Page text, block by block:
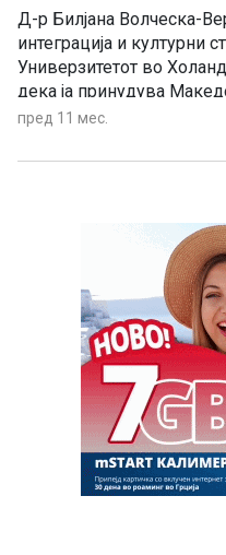
Д-р Билјана Волческа-
интеграција и културни
Универзитетот во
дека ја принудува
својата историја“, но и
какво било тврдење во
пред 11 мес.